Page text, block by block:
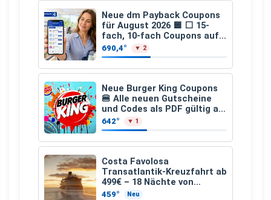
Neue dm Payback Coupons
für August 2026 🟦 ⬜ 15-
fach, 10-fach Coupons auf
den gesamten Einkauf ab 2
€
690,4° ▼ 2
Neue Burger King Coupons
🍔 Alle neuen Gutscheine
und Codes als PDF gültig ab
25.07.2026 bis 04.09.2026
642° ▼ 1
Costa Favolosa
Transatlantik-Kreuzfahrt ab
499€ – 18 Nächte von
Hamburg nach Guadeloupe
459° Neu